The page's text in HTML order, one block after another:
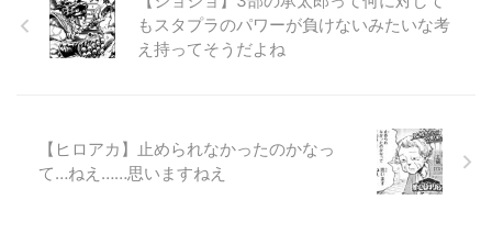
もスタプラのパワーが負けないみたいな考
え持ってそうだよね
【ヒロアカ】止められなかったのかなっ
て…ねえ……思いますねえ